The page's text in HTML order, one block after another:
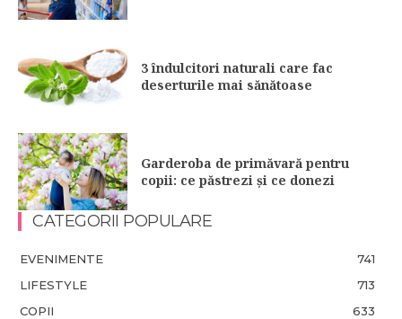
3 îndulcitori naturali care fac
deserturile mai sănătoase
Garderoba de primăvară pentru
copii: ce păstrezi și ce donezi
CATEGORII POPULARE
EVENIMENTE
741
LIFESTYLE
713
COPII
633